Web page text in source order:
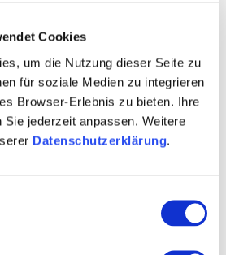
Cookies
um die Nutzung dieser Seite zu
für soziale Medien zu integrieren
Browser-Erlebnis zu bieten. Ihre
Sie jederzeit anpassen. Weitere
Datenschutzerklärung.